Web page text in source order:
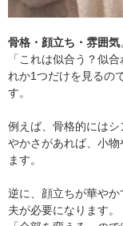
骨格・顔立ち・雰囲気
「これは似合う？似
れか1つだけを見るの
す。
例えば、骨格的には
やかさがあれば、小
ます。
逆に、顔立ちが華や
夫が必要になります。